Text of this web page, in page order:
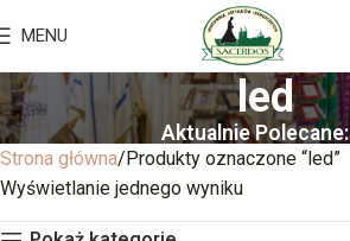
MENU
led
Aktualnie Polecane:
Strona główna Produkty oznaczone “led”
Wyświetlanie jednego wyniku